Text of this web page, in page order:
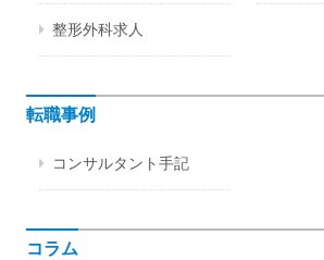
整形外科求人
転職事例
コンサルタント手記
コラム